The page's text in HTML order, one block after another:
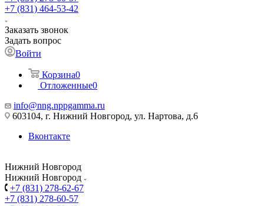
+7 (831) 464-53-42
Заказать звонок
Задать вопрос
Войти
Корзина0
Отложенные0
info@nng.nppgamma.ru
603104, г. Нижний Новгород, ул. Нартова, д.6
Вконтакте
Нижний Новгород
Нижний Новгород
+7 (831) 278-62-67
+7 (831) 278-60-57